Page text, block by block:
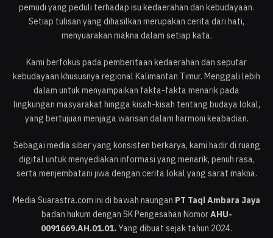
pemudi yang peduli terhadap isu kedaerahan dan kebudayaan.
Setiap tulisan yang dihasilkan merupakan cerita dari hati,
menyuarakan makna dalam setiap kata.
Kami berfokus pada pemberitaan kedaerahan dan seputar
kebudayaan khususnya regional Kalimantan Timur. Menggali lebih
dalam untuk menyampaikan fakta-fakta menarik pada
lingkungan masyarakat hingga kisah-kisah tentang budaya lokal,
yang bertujuan menjaga warisan dalam harmoni keabadian.
Sebagai media siber yang konsisten berkarya, kami hadir di ruang
digital untuk menyediakan informasi yang menarik, penuh rasa,
serta menjembatani jiwa dengan cerita lokal yang sarat makna.
Media Suarastra.com ini di bawah naungan PT Taqi Ambara Jaya
badan hukum dengan SK Pengesahan NomorAHU-
0091669.AH.01.01.Yang dibuat sejak tahun 2024.